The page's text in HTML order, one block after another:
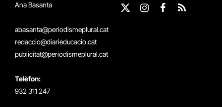
Ana Basanta
abasanta@periodismeplural.cat
redaccio@diarieducacio.cat
publicitat@periodismeplural.cat
Telèfon:
932 311 247
X
Instagram
Facebook
RSS